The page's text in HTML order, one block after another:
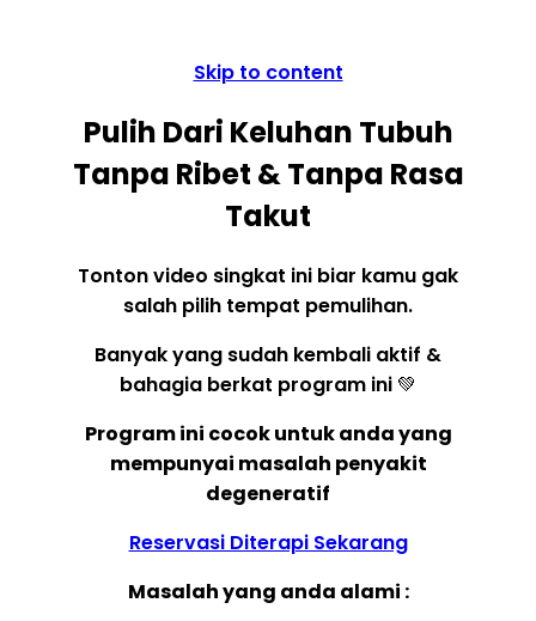
Skip to content
Pulih Dari Keluhan Tubuh
Tanpa Ribet & Tanpa Rasa
Takut
Tonton video singkat ini biar kamu gak
salah pilih tempat pemulihan.
Banyak yang sudah kembali aktif &
bahagia berkat program ini 💚
Program ini cocok untuk anda yang
mempunyai masalah penyakit
degeneratif
Reservasi Diterapi Sekarang
Masalah yang anda alami :